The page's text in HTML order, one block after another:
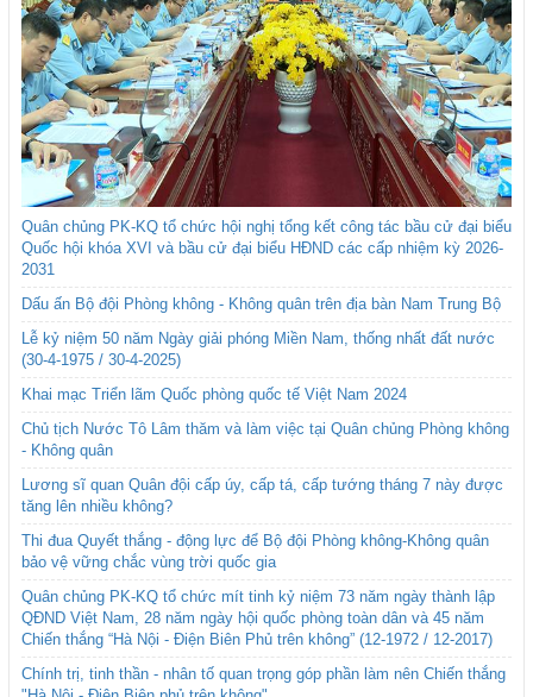
Quân chủng PK-KQ tổ chức hội nghị tổng kết công tác bầu cử đại biểu
Quốc hội khóa XVI và bầu cử đại biểu HĐND các cấp nhiệm kỳ 2026-
2031
Dấu ấn Bộ đội Phòng không - Không quân trên địa bàn Nam Trung Bộ
Lễ kỷ niệm 50 năm Ngày giải phóng Miền Nam, thống nhất đất nước
(30-4-1975 / 30-4-2025)
Khai mạc Triển lãm Quốc phòng quốc tế Việt Nam 2024
Chủ tịch Nước Tô Lâm thăm và làm việc tại Quân chủng Phòng không
- Không quân
Lương sĩ quan Quân đội cấp úy, cấp tá, cấp tướng tháng 7 này được
tăng lên nhiều không?
Thi đua Quyết thắng - động lực để Bộ đội Phòng không-Không quân
bảo vệ vững chắc vùng trời quốc gia
Quân chủng PK-KQ tổ chức mít tinh kỷ niệm 73 năm ngày thành lập
QĐND Việt Nam, 28 năm ngày hội quốc phòng toàn dân và 45 năm
Chiến thắng “Hà Nội - Điện Biên Phủ trên không” (12-1972 / 12-2017)
Chính trị, tinh thần - nhân tố quan trọng góp phần làm nên Chiến thắng